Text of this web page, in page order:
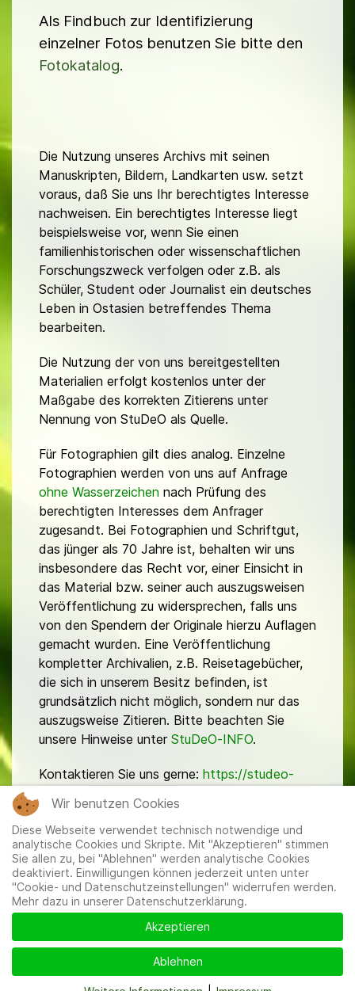
Als Findbuch zur Identifizierung
einzelner Fotos benutzen Sie bitte den
Fotokatalog.
Die Nutzung unseres Archivs mit seinen
Manuskripten, Bildern, Landkarten usw. setzt
voraus, daß Sie uns Ihr berechtigtes Interesse
nachweisen. Ein berechtigtes Interesse liegt
beispielsweise vor, wenn Sie einen
familienhistorischen oder wissenschaftlichen
Forschungszweck verfolgen oder z.B. als
Schüler, Student oder Journalist ein deutsches
Leben in Ostasien betreffendes Thema
bearbeiten.
Die Nutzung der von uns bereitgestellten
Materialien erfolgt kostenlos unter der
Maßgabe des korrekten Zitierens unter
Nennung von StuDeO als Quelle.
Für Fotographien gilt dies analog. Einzelne
Fotographien werden von uns auf Anfrage
ohne Wasserzeichen nach Prüfung des
berechtigten Interesses dem Anfrager
zugesandt. Bei Fotographien und Schriftgut,
das jünger als 70 Jahre ist, behalten wir uns
insbesondere das Recht vor, einer Einsicht in
das Material bzw. seiner auch auszugsweisen
Veröffentlichung zu widersprechen, falls uns
von den Spendern der Originale hierzu Auflagen
gemacht wurden. Eine Veröffentlichung
kompletter Archivalien, z.B. Reisetagebücher,
die sich in unserem Besitz befinden, ist
grundsätzlich nicht möglich, sondern nur das
auszugsweise Zitieren. Bitte beachten Sie
unsere Hinweise unter StuDeO-INFO.
Kontaktieren Sie uns gerne: https://studeo-
Mitglieder|Impressum|Datenschutzerklärung|Cookie-
und Datenschutzeinstellungen
Wir benutzen Cookies
Diese Webseite verwendet technisch notwendige und
analytische Cookies und Skripte. Mit "Akzeptieren" stimmen
Sie allen zu, bei "Ablehnen" werden analytische Cookies
deaktiviert. Einwilligungen können jederzeit unten unter
"Cookie- und Datenschutzeinstellungen" widerrufen werden.
Mehr dazu in unserer Datenschutzerklärung.
Akzeptieren
Ablehnen